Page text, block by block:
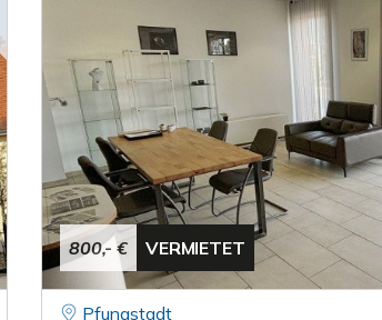
800,- € VERMIETET
Pfungstadt